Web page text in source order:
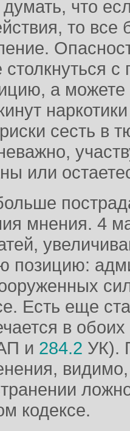
что
то все
а можете
сесть в
или
мнения. 4
позицию:
Есть еще
в обоих
и 284.2 УК).
кодексе.